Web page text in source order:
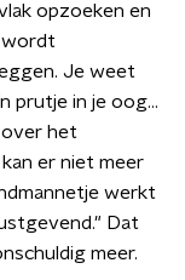
opzoeken en
wordt
Je weet
prutje in je oog…
het
er niet meer
werkt
Dat
meer.